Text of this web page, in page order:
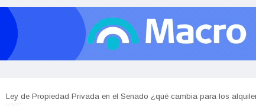
El Senado aprobó la Ley de Propiedad Privada y el Gobierno debió